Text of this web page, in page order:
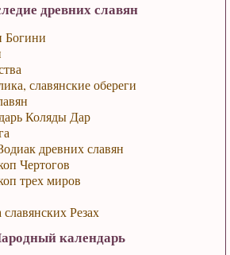
древних славян
Богини
славянские обереги
Коляды Дар
древних славян
Чертогов
трех миров
Резах
календарь